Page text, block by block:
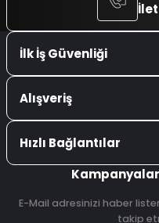
İlk İş Güvenliği
Alışveriş
Hızlı Bağlantılar
E-Mail adresinizi haber
takip